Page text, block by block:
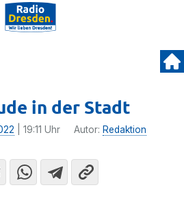
in der Stadt
| 19:11 Uhr Autor: Redaktion